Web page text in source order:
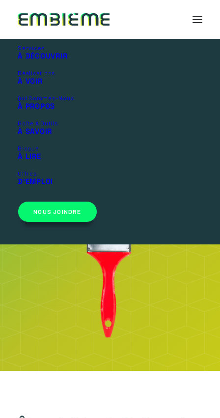
Services
À DÉCOUVRIR
Réalisations
À VOIR
Qui Sommes-Nous
À PROPOS
Boîte À Outils
À SAVOIR
Blogue
À LIRE
Offres
D’EMPLOI
NOUS JOINDRE
Design graphique
DONNEZ VIE À LA CRÉATIVITÉ